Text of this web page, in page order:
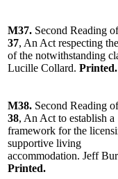
M37. Second Reading
37, An Act respecting
of the notwithstanding
Lucille Collard. Printed.
M38. Second Reading
38, An Act to establish a
framework for the
supportive living
accommodation. Jeff
Printed.